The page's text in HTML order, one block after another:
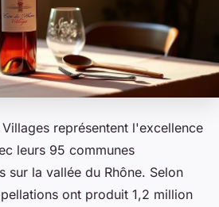
représentent l'excellence
leurs 95 communes
sur la vallée du Rhône. Selon
ont produit 1,2 million